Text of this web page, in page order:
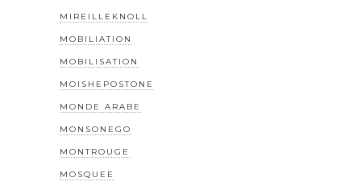
MIREILLEKNOLL
MOBILIATION
MOBILISATION
MOISHEPOSTONE
MONDE ARABE
MONSONEGO
MONTROUGE
MOSQUEE